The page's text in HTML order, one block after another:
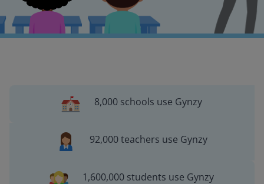
8,000 schools use Gynzy
92,000 teachers use Gynzy
1,600,000 students use Gynzy